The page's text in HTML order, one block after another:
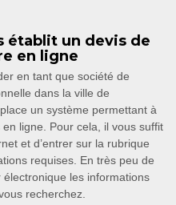
établit un devis de
en ligne
en tant que société de
dans la ville de
un système permettant à
ligne. Pour cela, il vous suffit
et d’entrer sur la rubrique
requises. En très peu de
les informations
recherchez.